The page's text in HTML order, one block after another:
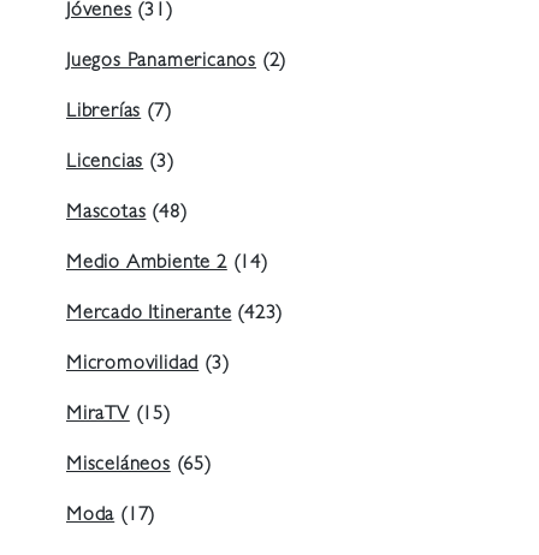
Jóvenes (31)
Juegos Panamericanos (2)
Librerías (7)
Licencias (3)
Mascotas (48)
Medio Ambiente 2(14)
Mercado Itinerante (423)
Micromovilidad (3)
MiraTV (15)
Misceláneos (65)
Moda (17)